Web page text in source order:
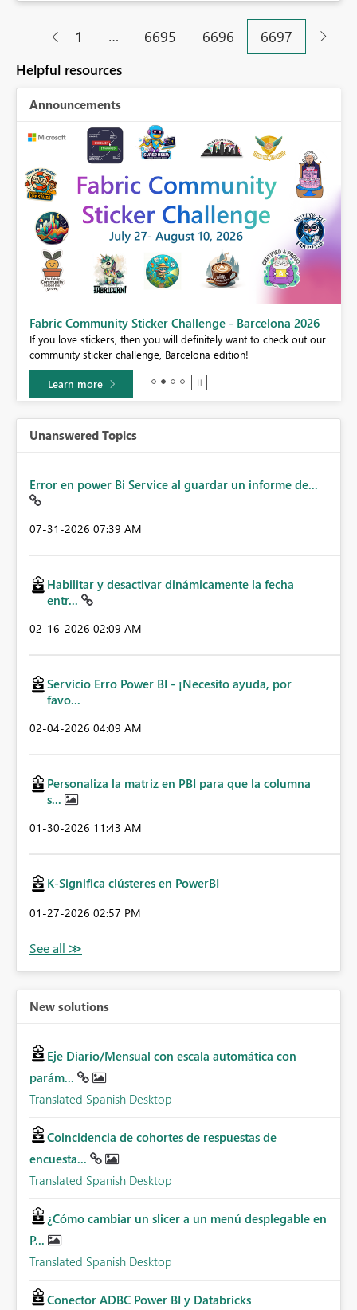
1 … 6695 6696 6697
Helpful resources
Announcements
Fabric Community Sticker Challenge - Barcelona 2026
If you love stickers, then you will definitely want to check out our
community sticker challenge, Barcelona edition!
Learn more
Unanswered Topics
Error en power Bi Service al guardar un informe de...
‎07-31-2026 07:39 AM
Habilitar y desactivar dinámicamente la fecha
entr...
‎02-16-2026 02:09 AM
Servicio Erro Power BI - ¡Necesito ayuda, por
favo...
‎02-04-2026 04:09 AM
Personaliza la matriz en PBI para que la columna
s...
‎01-30-2026 11:43 AM
K-Significa clústeres en PowerBI
‎01-27-2026 02:57 PM
New solutions
Eje Diario/Mensual con escala automática con
parám...
Translated Spanish Desktop
Coincidencia de cohortes de respuestas de
encuesta...
Translated Spanish Desktop
¿Cómo cambiar un slicer a un menú desplegable en
P...
Translated Spanish Desktop
Conector ADBC Power BI y Databricks